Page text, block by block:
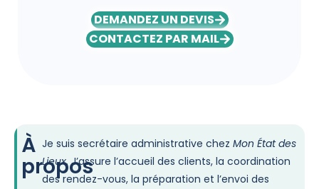
DEMANDEZ UN DEVIS
CONTACTEZ PAR MAIL
À
propos
Je suis secrétaire administrative chezMon État des
Lieux. J’assure l’accueil des clients, la coordination
des rendez-vous, la préparation et l’envoi des